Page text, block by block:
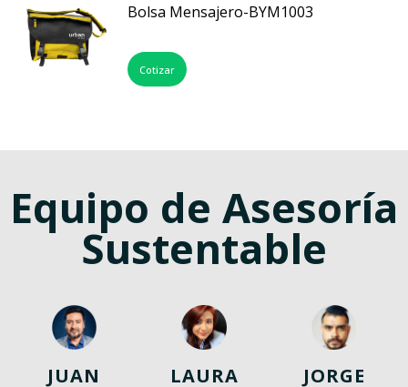
Bolsa Mensajero-BYM1003
Cotizar
Equipo de Asesoría
Sustentable
JUAN
LAURA
JORGE